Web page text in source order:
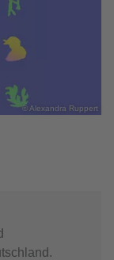
© Alexandra Ruppert